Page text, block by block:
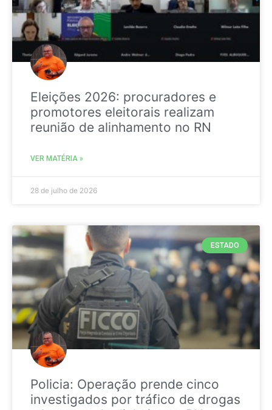
Eleições 2026: procuradores e
promotores eleitorais realizam
reunião de alinhamento no RN
VER MATÉRIA »
28 de julho de 2026
ESTADO
Policia: Operação prende cinco
investigados por tráfico de drogas